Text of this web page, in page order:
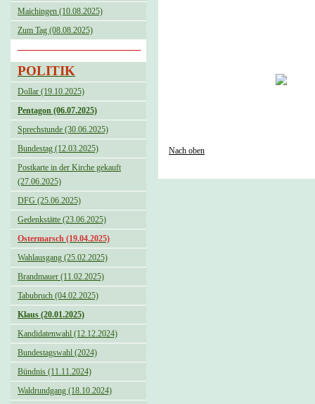
Maichingen (10.08.2025)
Zum Tag (08.08.2025)
POLITIK
Dollar (19.10.2025)
Pentagon (06.07.2025)
Sprechstunde (30.06.2025)
Bundestag (12.03.2025)
Postkarte in der Kirche gekauft
(27.06.2025)
DFG (25.06.2025)
Gedenkstätte (23.06.2025)
Ostermarsch (19.04.2025)
Wahlausgang (25.02.2025)
Brandmauer (11.02.2025)
Tabubruch (04.02.2025)
Klaus (20.01.2025)
Kandidatenwahl (12.12.2024)
Bundestagswahl (2024)
Bündnis (11.11.2024)
Waldrundgang (18.10.2024)
Nach oben